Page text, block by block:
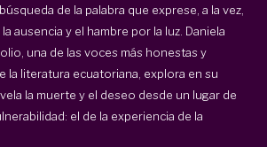
de la palabra que exprese, a la vez,
ausencia y el hambre por la luz. Daniela
una de las voces más honestas y
la literatura ecuatoriana, explora en su
la muerte y el deseo desde un lugar de
el de la experiencia de la